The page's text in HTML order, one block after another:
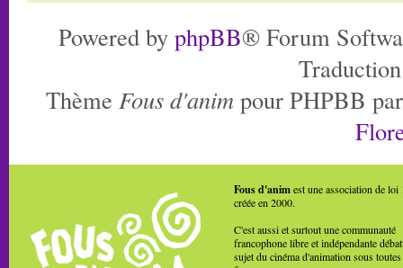
Powered by phpBB® Forum
Thème Fous d'anim pour PHPBB
Fous d'animest une association de loi
créée en 2000.
C'est aussi et surtout une communauté
francophone libre et indépendante
sujet du cinéma d'animation sous toutes